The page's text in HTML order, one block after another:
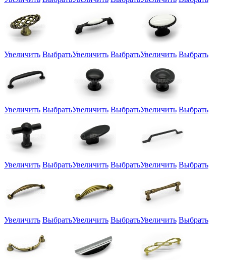
Увеличить ВыбратьУвеличить ВыбратьУвеличить Выбрать
Увеличить ВыбратьУвеличить ВыбратьУвеличить Выбрать
Увеличить ВыбратьУвеличить ВыбратьУвеличить Выбрать
Увеличить ВыбратьУвеличить ВыбратьУвеличить Выбрать